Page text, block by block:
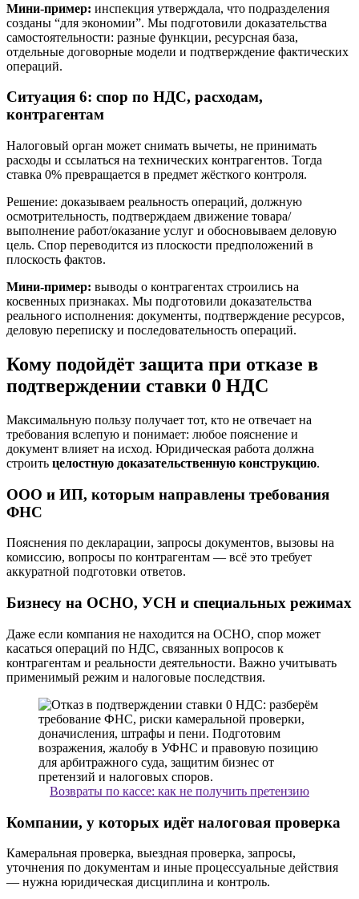
Мини‑пример: инспекция утверждала, что подразделения
созданы “для экономии”. Мы подготовили доказательства
самостоятельности: разные функции, ресурсная база,
отдельные договорные модели и подтверждение фактических
операций.
Ситуация 6: спор по НДС, расходам,
контрагентам
Налоговый орган может снимать вычеты, не принимать
расходы и ссылаться на технических контрагентов. Тогда
ставка 0% превращается в предмет жёсткого контроля.
Решение: доказываем реальность операций, должную
осмотрительность, подтверждаем движение товара/
выполнение работ/оказание услуг и обосновываем деловую
цель. Спор переводится из плоскости предположений в
плоскость фактов.
Мини‑пример: выводы о контрагентах строились на
косвенных признаках. Мы подготовили доказательства
реального исполнения: документы, подтверждение ресурсов,
деловую переписку и последовательность операций.
Кому подойдёт защита при отказе в
подтверждении ставки 0 НДС
Максимальную пользу получает тот, кто не отвечает на
требования вслепую и понимает: любое пояснение и
документ влияет на исход. Юридическая работа должна
строить целостную доказательственную конструкцию.
ООО и ИП, которым направлены требования
ФНС
Пояснения по декларации, запросы документов, вызовы на
комиссию, вопросы по контрагентам — всё это требует
аккуратной подготовки ответов.
Бизнесу на ОСНО, УСН и специальных режимах
Даже если компания не находится на ОСНО, спор может
касаться операций по НДС, связанных вопросов к
контрагентам и реальности деятельности. Важно учитывать
применимый режим и налоговые последствия.
Возвраты по кассе: как не получить претензию
Компании, у которых идёт налоговая проверка
Камеральная проверка, выездная проверка, запросы,
уточнения по документам и иные процессуальные действия
— нужна юридическая дисциплина и контроль.